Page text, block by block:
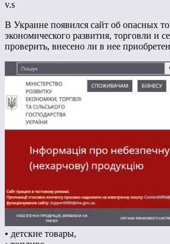
v.s
В Украине появился сайт об опасных
экономического развития, торговли и
проверить, внесено ли в нее
• детские товары,